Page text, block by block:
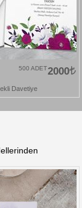
2000
500 ADET
Davetiye